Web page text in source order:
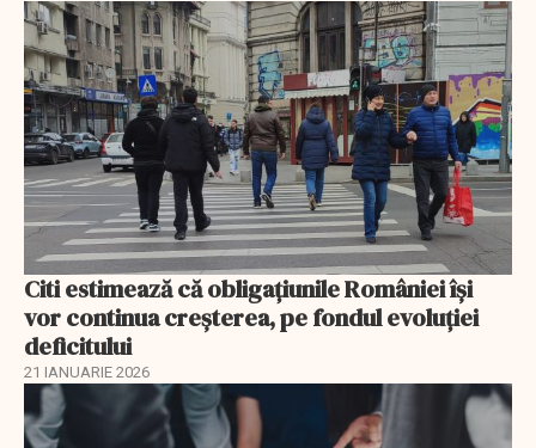
Citi estimează că obligațiunile României își
vor continua creșterea, pe fondul evoluției
deficitului
21 IANUARIE 2026